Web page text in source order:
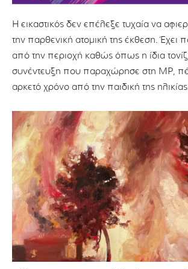
Η εικαστικός δεν επέλεξε τυχαία να
την παρθενική ατομική της έκθεση. Έχει
από την περιοχή καθώς όπως η ίδια
συνέντευξη που παραχώρησε στη MP,
αρκετό χρόνο από την παιδική της